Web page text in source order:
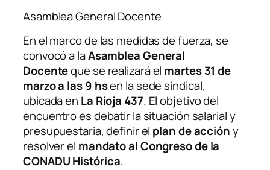
Asamblea General Docente
En el marco de las medidas de fuerza, se
convocó a laAsamblea General
Docenteque se realizará el martes 31 de
marzo a las 9 hsen la sede sindical,
ubicada en La Rioja 437. El objetivo del
encuentro es debatir la situación salarial y
presupuestaria, definir el plan de accióny
resolver el mandato al Congreso de la
CONADU Histórica.